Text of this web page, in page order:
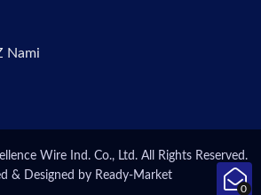
0
Nami
Wire Ind. Co., Ltd. All Rights Reserved.
& Designed by Ready-Market